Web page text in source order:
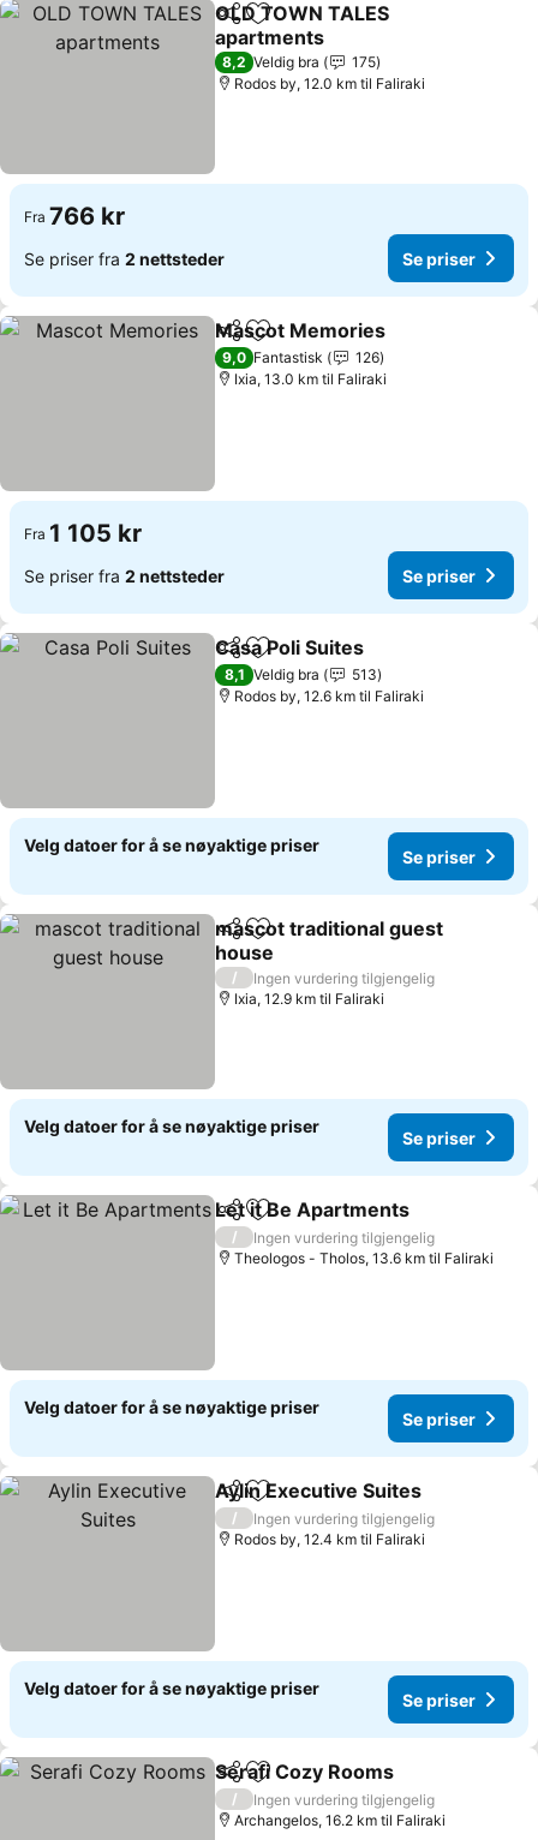
Del Legg til i favoritter
OLD TOWN TALES
apartments
Se priser
8,2 Veldig bra
175
Rodos by, 12.0 km til Faliraki
Fra 766 kr
Se priser fra 2 nettsteder Se priser
Del Legg til i favoritter
Mascot Memories
9,0 Fantastisk
126
Ixia, 13.0 km til Faliraki
Fra 1 105 kr
Se priser fra 2 nettsteder Se priser
Del Legg til i favoritter
Casa Poli Suites
8,1 Veldig bra
513
Rodos by, 12.6 km til Faliraki
Velg datoer for å se nøyaktige priser
Se priser
Del Legg til i favoritter
mascot traditional guest
house
Se priser
/
Ingen vurdering tilgjengelig
Ixia, 12.9 km til Faliraki
Velg datoer for å se nøyaktige priser
Se priser
Del Legg til i favoritter
Let it Be Apartments
/
Ingen vurdering tilgjengelig
Theologos - Tholos, 13.6 km til Faliraki
Velg datoer for å se nøyaktige priser
Se priser
Del Legg til i favoritter
Aylin Executive Suites
/
Ingen vurdering tilgjengelig
Rodos by, 12.4 km til Faliraki
Velg datoer for å se nøyaktige priser
Se priser
Del Legg til i favoritter
Serafi Cozy Rooms
/
Ingen vurdering tilgjengelig
Archangelos, 16.2 km til Faliraki